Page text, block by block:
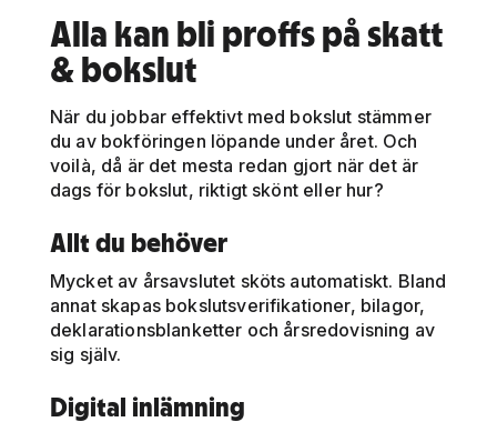
Alla kan bli proffs på skatt
& bokslut
När du jobbar effektivt med bokslut stämmer
du av bokföringen löpande under året. Och
voilà, då är det mesta redan gjort när det är
dags för bokslut, riktigt skönt eller hur?
Allt du behöver
Mycket av årsavslutet sköts automatiskt. Bland
annat skapas bokslutsverifikationer, bilagor,
deklarationsblanketter och årsredovisning av
sig själv.
Digital inlämning